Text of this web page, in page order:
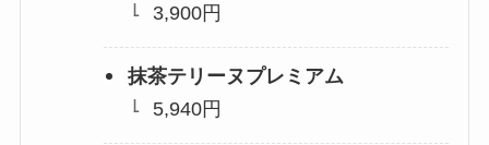
3,900円
抹茶テリーヌプレミアム
5,940円